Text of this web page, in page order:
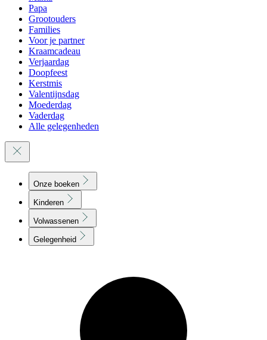
Papa
Grootouders
Families
Voor je partner
Kraamcadeau
Verjaardag
Doopfeest
Kerstmis
Valentijnsdag
Moederdag
Vaderdag
Alle gelegenheden
Onze boeken
Kinderen
Volwassenen
Gelegenheid